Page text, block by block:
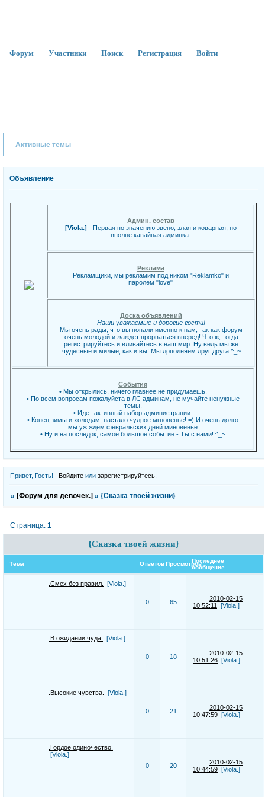
Форум Участники Поиск Регистрация Войти
Активные темы
Объявление
Админ. состав
[Viola.] - Первая по значению звено, злая и коварная, но
вполне кавайная админка.
Реклама
Рекламщики, мы рекламим под ником "Reklamko" и
паролем "love"
Доска объявлений
Наши уважаемые и дорогие гости!
Мы очень рады, что вы попали именно к нам, так как форум
очень молодой и жаждет прорваться вперед! Что ж, тогда
регистрируйтесь и вливайтесь в наш мир. Ну ведь мы же
чудесные и милые, как и вы! Мы дополняем друг друга ^_~
События
• Мы открылись, ничего главнее не придумаешь.
• По всем вопросам пожалуйста в ЛС админам, не мучайте ненужные
темы.
• Идет активный набор администрации.
• Конец зимы и холодам, настало чудное мгновенье! =) И очень долго
мы уж ждем февральских дней миновенье
• Ну и на последок, самое большое событие - Ты с нами! ^_~
Привет, Гость! Войдитеили зарегистрируйтесь.
» [Форум для девочек.] »{Сказка твоей жизни}
{Сказка твоей жизни}
Страница:1
Тема ОтветовПросмотровПоследнее
сообщение
.Смех без правил. [Viola.]
0 65
2010-02-15
10:52:11
[Viola.]
.В ожидании чуда. [Viola.]
0 18
2010-02-15
10:51:26 [Viola.]
.Высокие чувства. [Viola.]
0 21
2010-02-15
10:47:59 [Viola.]
.Гордое одиночество.
[Viola.]
0
20
2010-02-15
10:44:59 [Viola.]